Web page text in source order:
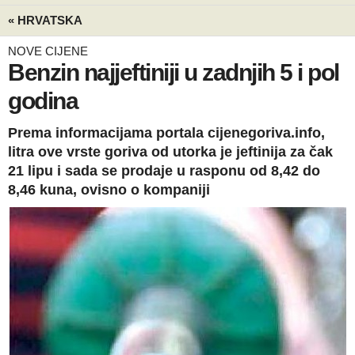
« HRVATSKA
NOVE CIJENE
Benzin najjeftiniji u zadnjih 5 i pol
godina
Prema informacijama portala cijenegoriva.info,
litra ove vrste goriva od utorka je jeftinija za čak
21 lipu i sada se prodaje u rasponu od 8,42 do
8,46 kuna, ovisno o kompaniji